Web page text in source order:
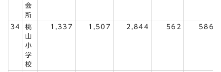
会
所
34
桃
山
小
学
校
1,337 1,507 2,844 562 586